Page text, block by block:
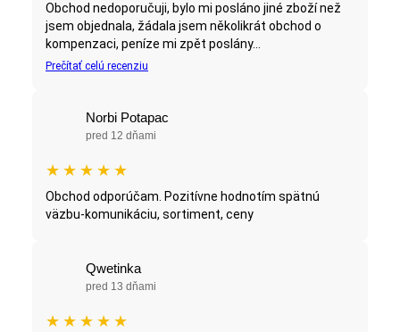
Obchod nedoporučuji, bylo mi posláno jiné zboží než
jsem objednala, žádala jsem několikrát obchod o
kompenzaci, peníze mi zpět poslány...
Prečítať celú recenziu
Norbi Potapac
pred 12 dňami
★ ★ ★ ★ ★
Obchod odporúčam. Pozitívne hodnotím spätnú
väzbu-komunikáciu, sortiment, ceny
Qwetinka
pred 13 dňami
★ ★ ★ ★ ★